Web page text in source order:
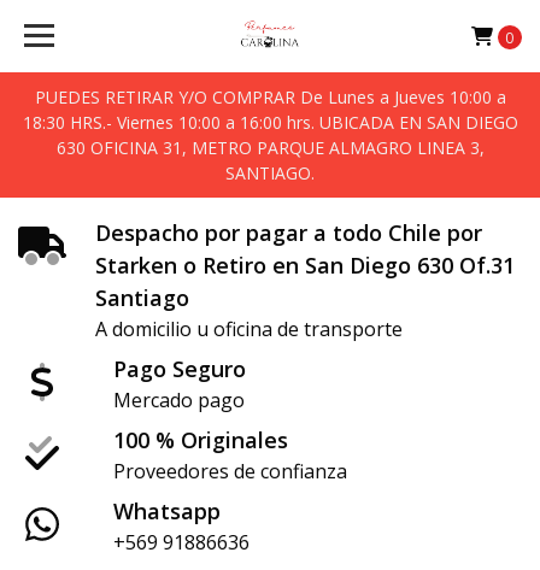
PUEDES RETIRAR Y/O COMPRAR De Lunes a Jueves 10:00 a
18:30 HRS.- Viernes 10:00 a 16:00 hrs. UBICADA EN SAN DIEGO
630 OFICINA 31, METRO PARQUE ALMAGRO LINEA 3,
SANTIAGO.
Perfumes
Carolina
Spa
0
Despacho por pagar a todo Chile por
Starken o Retiro en San Diego 630 Of.31
Santiago
A domicilio u oficina de transporte
Pago Seguro
Mercado pago
100 % Originales
Proveedores de confianza
Whatsapp
+569 91886636